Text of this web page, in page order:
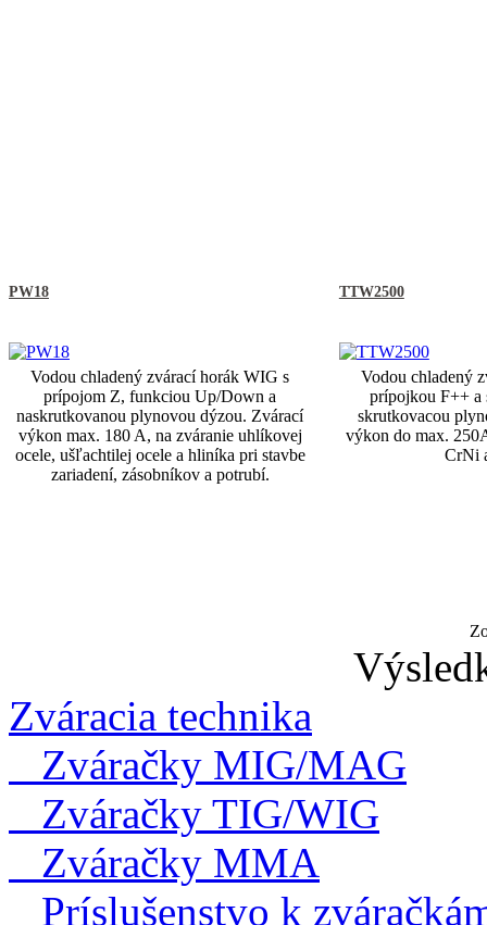
PW18
Vodou chladený zvárací horák WIG s
prípojom Z, funkciou Up/Down a
naskrutkovanou plynovou dýzou. Zvárací
výkon max. 180 A, na zváranie uhlíkovej
ocele, ušľachtilej ocele a hliníka pri stavbe
zariadení, zásobníkov a potrubí.
TTW2500
Vodou chladený
prípojkou F++ a
skrutkovacou
výkon do max.
CrNi
Zváracia technika
Zváračky MIG/MAG
Zváračky TIG/WIG
Zváračky MMA
Príslušenstvo k